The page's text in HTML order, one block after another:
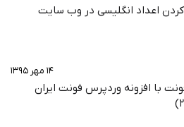
اعداد انگلیسی در وب‌ سایت
۱۴ مهر ۱۳۹۵
با افزونه وردپرس فونت ایران